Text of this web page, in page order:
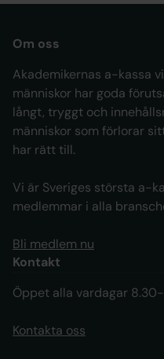
Om oss
Akademikernas a-kassa
människor har goda
långt, tryggt och
människor som förlorar
har rätt till.
Vi är Sveriges största a-
medlemmar i alla
Bli medlem nu
Kontakt
Öppet alla vardagar 8.30-
Kontakta oss